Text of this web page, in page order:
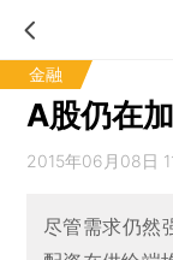
金融
A股仍在
2015年06月08日
尽管需求仍然